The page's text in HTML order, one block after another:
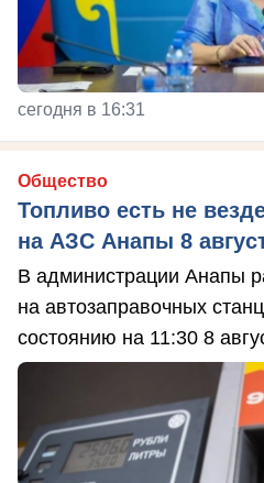
сегодня в 16:31
Общество
Топливо есть не
на АЗС Анапы 8
В администрации Анапы
на автозаправочных
состоянию на 11:30 8